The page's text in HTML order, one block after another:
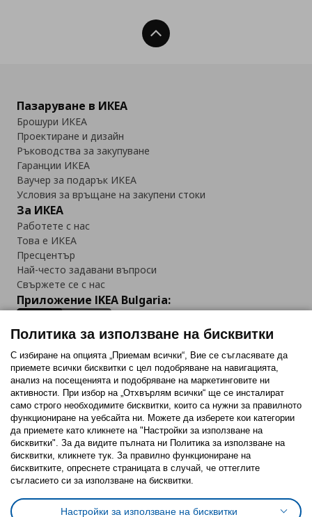
Нагоре
Пазаруване в ИКЕА
Брошури ИКЕА
Проектиране и дизайн
Ръководства за закупуване
Гаранции ИКЕА
Ваучер за подарък ИКЕА
Условия за връщане на закупени стоки
За ИКЕА
Работете с нас
Това е ИКЕА
Пресцентър
Най-често задавани въпроси
Свържете се с нас
Приложение IKEA Bulgaria:
Последвайте ни:
FacebookTwitterYoutubePinterestInstagram
Политика за използване на бисквитки (Cookies)
Избор на настройки за използване на бисквитки
Условия за ползване на ikea.bgОбща политика за личните данни
Политика за използване на бисквитки
С избиране на опцията „Приемам всички“, Вие се съгласявате да
приемете всички бисквитки с цел подобряване на навигацията,
анализ на посещенията и подобряване на маркетинговите ни
активности. При избор на „Отхвърлям всички“ ще се инсталират
само строго необходимитe бисквитки, които са нужни за правилното
функциониране на уебсайта ни. Можете да изберете кои категории
да приемете като кликнете на "Настройки за използване на
бисквитки". За да видите пълната ни Политика за използване на
бисквитки, кликнете тук. За правилно функциониране на
бисквитките, опреснете страницата в случай, че оттеглите
съгласието си за използване на бисквитки.
Настройки за използване на бисквитки